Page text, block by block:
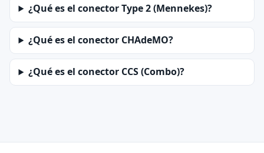
¿Qué es el conector Type 2 (Mennekes)?
¿Qué es el conector CHAdeMO?
¿Qué es el conector CCS (Combo)?